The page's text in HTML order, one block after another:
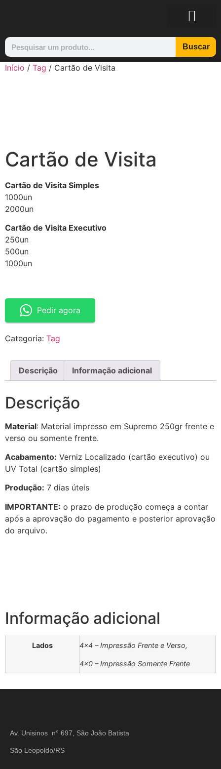
Buscar
Início / Tag / Cartão de Visita
Cartão de Visita
Cartão de Visita Simples
1000un
2000un
Cartão de Visita Executivo
250un
500un
1000un
Pedir agora
Categoria: Tag
Descrição Informação adicional
Descrição
Material: Material impresso em Supremo 250gr frente e
verso ou somente frente.
Acabamento: Verniz Localizado (cartão executivo) ou
UV Total (cartão simples)
Produção: 7 dias úteis
IMPORTANTE: o prazo de produção começa a contar
após a aprovação do pagamento e posterior aprovação
do arquivo.
Informação adicional
Lados 4×4 – Impressão Frente e Verso,
4×0 – Impressão Somente Frente
Av. Unisinos n° 697, São João Batista
São Leopoldo/RS